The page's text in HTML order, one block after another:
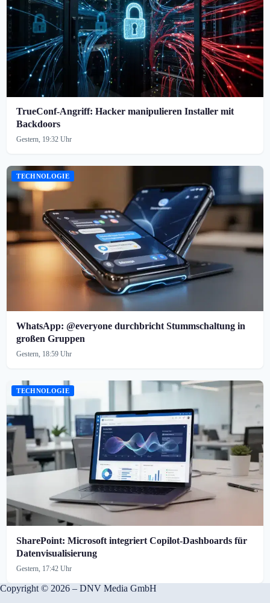
TrueConf-Angriff: Hacker manipulieren Installer mit
Backdoors
Gestern, 19:32 Uhr
TECHNOLOGIE
WhatsApp: @everyone durchbricht Stummschaltung in
großen Gruppen
Gestern, 18:59 Uhr
TECHNOLOGIE
SharePoint: Microsoft integriert Copilot-Dashboards für
Datenvisualisierung
Gestern, 17:42 Uhr
Copyright © 2026 – DNV Media GmbH